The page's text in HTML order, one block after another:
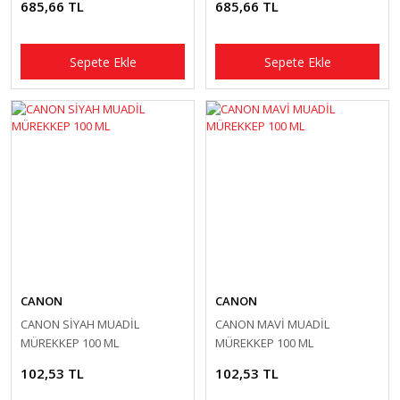
685,66 TL
Sepete Ekle
685,66 TL
Sepete Ekle
CANON
CANON SİYAH MUADİL
MÜREKKEP 100 ML
102,53 TL
CANON
CANON MAVİ MUADİL
MÜREKKEP 100 ML
102,53 TL